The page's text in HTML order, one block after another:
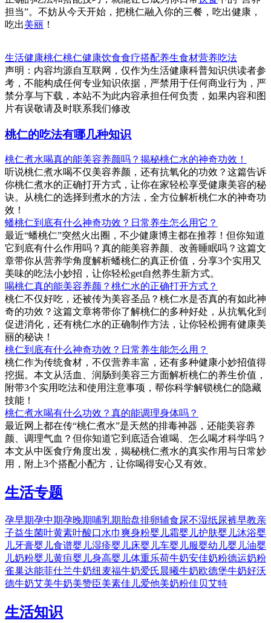
担当”。不妨从今天开始，把桃仁融入你的三餐，吃出健康，
吃出美丽 ！
生活健康桃仁桃仁健康饮食食疗搭配养生食材营养吃法
声明：内容均源自互联网，仅作为生活健康科普知识供读者参
考，不能构成任何专业知识依据，严禁用于任何商业行为，严
禁分享与下载，本站不为此内容承担任何负责，如果内容和图
片有误敬请及时联系我们修改
桃仁的吃法有哪几种知识
桃仁煮水喝真的能美容养颜吗？揭秘桃仁水的神奇功效！
听说桃仁煮水喝不仅美容养颜，还有抗氧化的功效？这篇告诉
你桃仁煮水的正确打开方式，让你在家轻松享受健康美容的秘
诀。从桃仁的选择到煮水的方法，全方位解析桃仁水的神奇功
效！
蟠桃仁到底有什么神奇功效？日常养生怎么用它？
最近“蟠桃仁”突然火出圈，不少健康博主都在推荐！但你知道
它到底有什么作用吗？真的能美容养颜、改善睡眠吗？这篇文
章带你从营养学角度解析蟠桃仁的真正价值，分享3个实用又
美味的吃法小妙招，让你轻松get自然养生新方式。
喝桃仁真的能美容养颜？桃仁水的正确打开方式？
桃仁不仅好吃，还被传为美容圣品？桃仁水是否真的有如此神
奇的功效？这篇文章将带你了解桃仁的多种好处，从抗氧化到
促进消化，还有桃仁水的正确制作方法，让你轻松拥有健康美
丽的秘诀！
桃仁到底有什么神奇功效？日常养生能怎么用？
桃仁作为传统食材，不仅营养丰富，还有多种健康小妙招值得
挖掘。本文从活血、润肠到美容三方面解析桃仁的养生价值，
附带3个实用吃法和使用注意事项，帮你科学解锁桃仁的隐藏
技能！
桃仁煮水喝有什么功效？真的能调理身体吗？
最近网上都在传“桃仁煮水”是天然的排毒神器，还能美容养
颜、调理气血？但你知道它到底适合谁喝、怎么喝才科学吗？
本文从中医食疗角度出发，揭秘桃仁煮水的真实作用与日常妙
用，附上3个搭配小配方，让你喝得安心又有效。
生活专题
孕早期孕中期孕晚期哺乳期 胎盘排卵辅食尿不湿纸尿裤早教亲
子益生菌叶黄素叶酸口水巾爽身粉婴儿霜婴儿护肤婴儿沐浴婴
儿牙膏婴儿食谱婴儿湿疹婴儿床婴儿车婴儿服婴幼儿婴儿油婴
儿奶粉婴儿黄疸婴儿身高婴儿体重乐荷牛奶安佳奶粉德运奶粉
雀巢达能菲仕兰牛奶纽麦福牛奶爱氏晨曦牛奶欧德堡牛奶好沃
德牛奶艾美牛奶美赞臣美素佳儿爱他美奶粉佳贝艾特
生活知识